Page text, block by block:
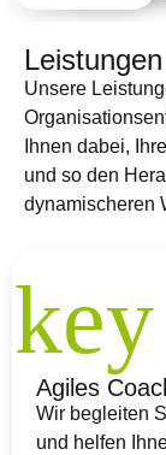
Leistungen
Unsere
Ihnen dabei,
und so den
dynamischeren
Agiles
Wir begleiten
und helfen